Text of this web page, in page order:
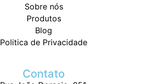
Sobre nós
Produtos
Blog
Politica de Privacidade
Contato